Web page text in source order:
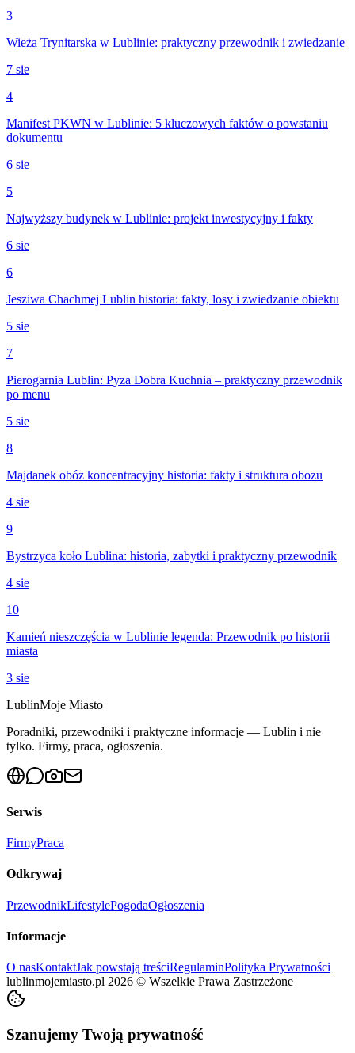
3
Wieża Trynitarska w Lublinie: praktyczny przewodnik i zwiedzanie
7 sie
4
Manifest PKWN w Lublinie: 5 kluczowych faktów o powstaniu
dokumentu
6 sie
5
Najwyższy budynek w Lublinie: projekt inwestycyjny i fakty
6 sie
6
Jesziwa Chachmej Lublin historia: fakty, losy i zwiedzanie obiektu
5 sie
7
Pierogarnia Lublin: Pyza Dobra Kuchnia – praktyczny przewodnik
po menu
5 sie
8
Majdanek obóz koncentracyjny historia: fakty i struktura obozu
4 sie
9
Bystrzyca koło Lublina: historia, zabytki i praktyczny przewodnik
4 sie
10
Kamień nieszczęścia w Lublinie legenda: Przewodnik po historii
miasta
3 sie
LublinMoje Miasto
Poradniki, przewodniki i praktyczne informacje — Lublin i nie
tylko. Firmy, praca, ogłoszenia.
Serwis
FirmyPraca
Odkrywaj
PrzewodnikLifestylePogodaOgłoszenia
Informacje
O nasKontaktJak powstają treściRegulaminPolityka Prywatności
lublinmojemiasto.pl 2026 © Wszelkie Prawa Zastrzeżone
Szanujemy Twoją prywatność